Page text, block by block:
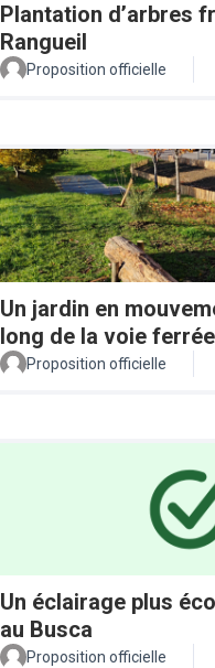
Plantation d’arbres
Rangueil
Proposition officielle
Un jardin en
long de la voie ferrée
Proposition officielle
Un éclairage plus
au Busca
Proposition officielle